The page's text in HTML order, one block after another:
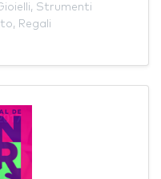
, Strumenti
, Regali